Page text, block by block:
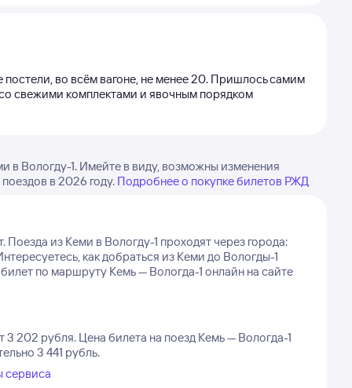
во всём вагоне, не менее 20. Пришлось самим
свежими комплектами и явочным порядком
в Вологду-1. Имейте в виду, возможны изменения
в 2026 году. Подробнее о покупке билетов РЖД
Поезда из Кеми в Вологду-1 проходят через города:
как добраться из Кеми до Вологды-1
по маршруту Кемь — Вологда-1 онлайн на сайте
3 202 рубля. Цена билета на поезд Кемь — Вологда-1
3 441 рубль.
сервиса